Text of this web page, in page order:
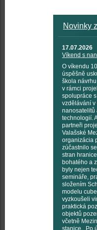
Novinky
17.07.2026
Víkend s
O víkendu
úspěšně
škola
v rámci
spolupráce
vzdělávání v
nanosatelitů
technologií.
partneři
Valašské
organizácia
zúčastnilo
stran
bohatého a
byly nejen
semináře,
složením
modelu
vyzkoušeli
praktická
objektů
včetně
stanice. Po